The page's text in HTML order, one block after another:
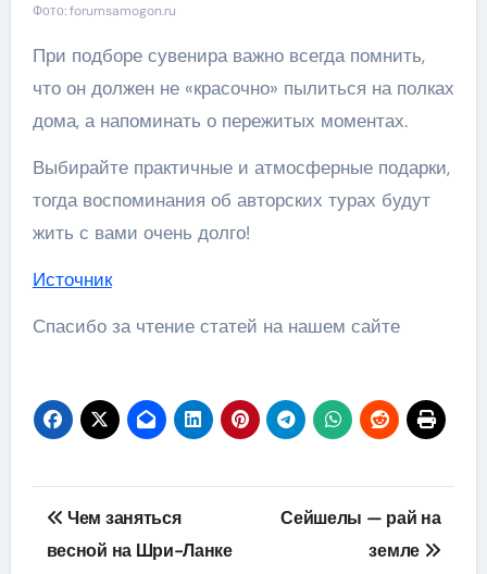
Фото: forumsamogon.ru
При подборе сувенира важно всегда помнить,
что он должен не «красочно» пылиться на полках
дома, а напоминать о пережитых моментах.
Выбирайте практичные и атмосферные подарки,
тогда воспоминания об авторских турах будут
жить с вами очень долго!
Источник
Спасибо за чтение статей на нашем сайте
Навигация
по
Чем заняться
весной на Шри-Ланке
Сейшелы — рай на
земле